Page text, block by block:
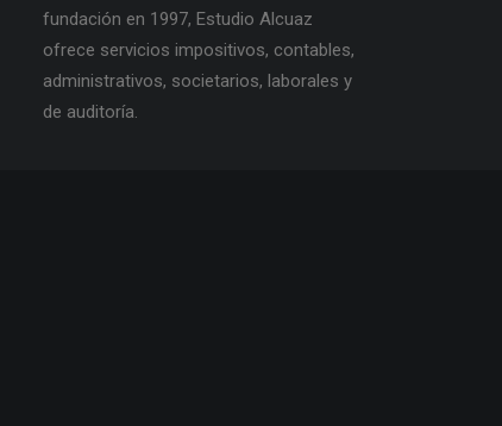
fundación en 1997, Estudio Alcuaz
ofrece servicios impositivos, contables,
administrativos, societarios, laborales y
de auditoría.